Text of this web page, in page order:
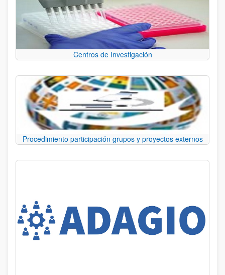
Centros de Investigación
Procedimiento participación grupos y proyectos externos